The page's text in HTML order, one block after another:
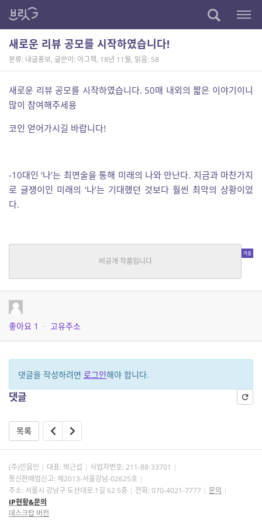
새로운 리뷰 공모를 시작하였습니다!
분류: 내글홍보, 글쓴이: 아그책, 18년 11월, 읽음: 58
새로운 리뷰 공모를 시작하였습니다. 50매 내외의 짧은 이야기이니
많이 참여해주세용
코인 얻어가시길 바랍니다!
-10대인 ‘나’는 최면술을 통해 미래의 나와 만난다. 지금과 마찬가지
로 글쟁이인 미래의 ‘나’는 기대했던 것보다 훨씬 최악의 상황이었
다.
아그책
좋아요 1 · 고유주소
댓글을 작성하려면 로그인해야 합니다.
댓글
목록
(주)민음인 대표: 박근섭 사업자번호: 211-88-33701
통신판매업신고: 제2013-서울강남-02625호
주소: 서울시 강남구 도산대로 1길 62 5층
전화: 070-4021-7777
문의
IP현황&문의
데스크탑 버전